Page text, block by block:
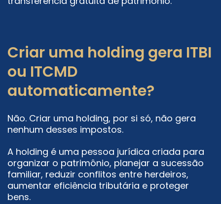
Criar uma holding gera ITBI
ou ITCMD
automaticamente?
Não. Criar uma holding, por si só, não gera
nenhum desses impostos.
A holding é uma pessoa jurídica criada para
organizar o patrimônio, planejar a sucessão
familiar, reduzir conflitos entre herdeiros,
aumentar eficiência tributária e proteger
bens.